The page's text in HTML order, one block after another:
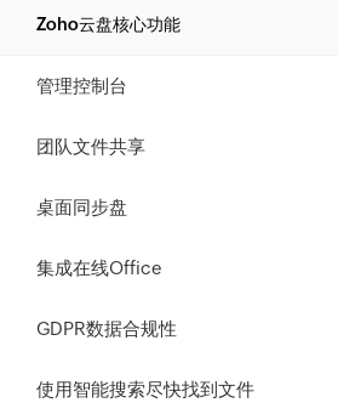
Zoho云盘核心功能
管理控制台
团队文件共享
桌面同步盘
集成在线Office
GDPR数据合规性
使用智能搜索尽快找到文件